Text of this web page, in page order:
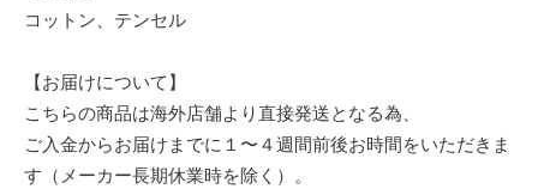
コットン、テンセル
【お届けについて】
こちらの商品は海外店舗より直接発送となる為、
ご入金からお届けまでに１〜４週間前後お時間をいただきま
す（メーカー長期休業時を除く）。